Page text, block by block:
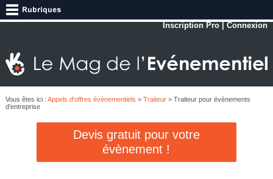
Inscription Pro |Connexion
Vous êtes ici : Appels d'offres évènementiels > Traiteur> Traiteur pour évènements
d’entreprise
Devis gratuit pour votre
évènement !